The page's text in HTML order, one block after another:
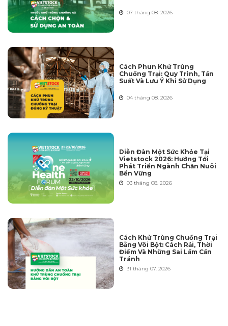
07 tháng 08. 2026
Cách Phun Khử Trùng
Chuồng Trại: Quy Trình, Tần
Suất Và Lưu Ý Khi Sử Dụng
04 tháng 08. 2026
Diễn Đàn Một Sức Khỏe Tại
Vietstock 2026: Hướng Tới
Phát Triển Ngành Chăn Nuôi
Bền Vững
03 tháng 08. 2026
Cách Khử Trùng Chuồng Trại
Bằng Vôi Bột: Cách Rải, Thời
Điểm Và Những Sai Lầm Cần
Tránh
31 tháng 07. 2026